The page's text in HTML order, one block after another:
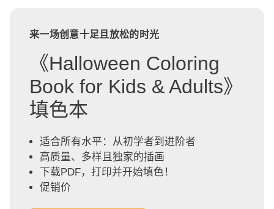
来一场创意十足且放松的时光
《Halloween Coloring
Book for Kids & Adults》
填色本
适合所有水平：从初学者到进阶者
高质量、多样且独家的插画
下载PDF，打印并开始填色！
促销价